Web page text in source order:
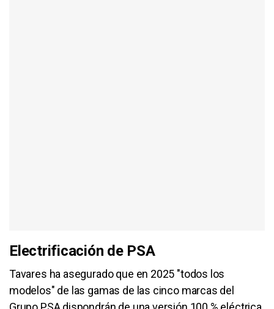
Electrificación de PSA
Tavares ha asegurado que en 2025 "todos los
modelos" de las gamas de las cinco marcas del